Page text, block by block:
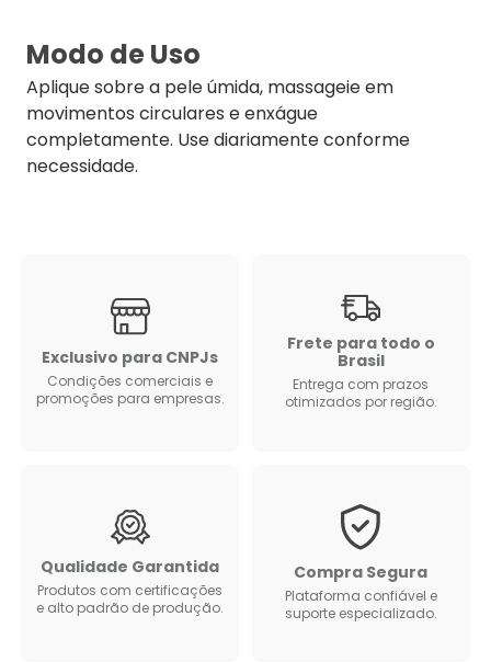
Modo de Uso
Aplique sobre a pele úmida, massageie em
movimentos circulares e enxágue
completamente. Use diariamente conforme
necessidade.
Exclusivo para CNPJs
Condições comerciais e
promoções para empresas.
Frete para todo o
Brasil
Entrega com prazos
otimizados por região.
Qualidade Garantida
Produtos com certificações
e alto padrão de produção.
Compra Segura
Plataforma confiável e
suporte especializado.